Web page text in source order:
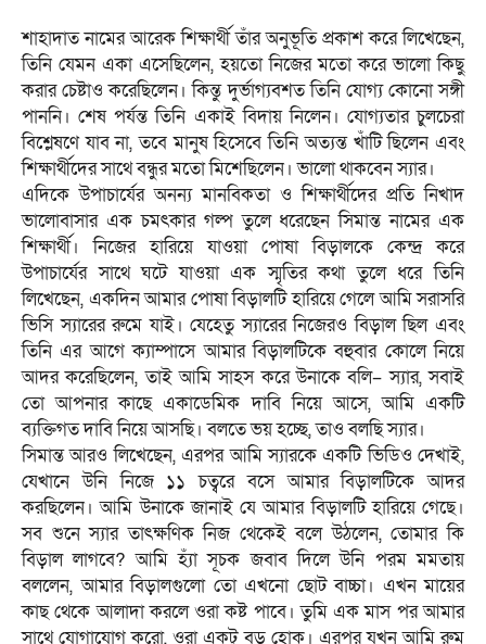
‎শাহাদাত নামের আরেক শিক্ষার্থী তাঁর অনুভূতি প্রকাশ করে লিখেছেন,
তিনি যেমন একা এসেছিলেন, হয়তো নিজের মতো করে ভালো কিছু
করার চেষ্টাও করেছিলেন। কিন্তু দুর্ভাগ্যবশত তিনি যোগ্য কোনো সঙ্গী
পাননি। শেষ পর্যন্ত তিনি একাই বিদায় নিলেন। যোগ্যতার চুলচেরা
বিশ্লেষণে যাব না, তবে মানুষ হিসেবে তিনি অত্যন্ত খাঁটি ছিলেন এবং
শিক্ষার্থীদের সাথে বন্ধুর মতো মিশেছিলেন। ভালো থাকবেন স্যার।‎
‎এদিকে উপাচার্যের অনন্য মানবিকতা ও শিক্ষার্থীদের প্রতি নিখাদ
ভালোবাসার এক চমৎকার গল্প তুলে ধরেছেন সিমান্ত নামের এক
শিক্ষার্থী। নিজের হারিয়ে যাওয়া পোষা বিড়ালকে কেন্দ্র করে
উপাচার্যের সাথে ঘটে যাওয়া এক স্মৃতির কথা তুলে ধরে তিনি
লিখেছেন, একদিন আমার পোষা বিড়ালটি হারিয়ে গেলে আমি সরাসরি
ভিসি স্যারের রুমে যাই। যেহেতু স্যারের নিজেরও বিড়াল ছিল এবং
তিনি এর আগে ক্যাম্পাসে আমার বিড়ালটিকে বহুবার কোলে নিয়ে
আদর করেছিলেন, তাই আমি সাহস করে উনাকে বলি– স্যার, সবাই
তো আপনার কাছে একাডেমিক দাবি নিয়ে আসে, আমি একটি
ব্যক্তিগত দাবি নিয়ে আসছি। বলতে ভয় হচ্ছে, তাও বলছি স্যার।‎
‎সিমান্ত আরও লিখেছেন, এরপর আমি স্যারকে একটি ভিডিও দেখাই,
যেখানে উনি নিজে ১১ চত্বরে বসে আমার বিড়ালটিকে আদর
করছিলেন। আমি উনাকে জানাই যে আমার বিড়ালটি হারিয়ে গেছে।
সব শুনে স্যার তাৎক্ষণিক নিজ থেকেই বলে উঠলেন, তোমার কি
বিড়াল লাগবে? আমি হ্যাঁ সূচক জবাব দিলে উনি পরম মমতায়
বললেন, আমার বিড়ালগুলো তো এখনো ছোট বাচ্চা। এখন মায়ের
কাছ থেকে আলাদা করলে ওরা কষ্ট পাবে। তুমি এক মাস পর আমার
সাথে যোগাযোগ করো, ওরা একটু বড় হোক। এরপর যখন আমি রুম